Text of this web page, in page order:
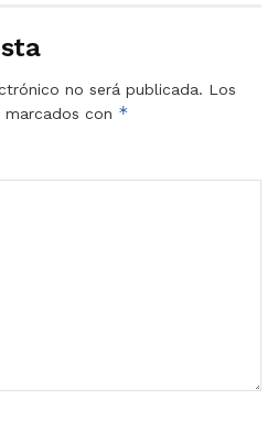
no será publicada. Los
con *